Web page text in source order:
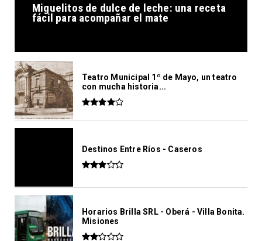
Miguelitos de dulce de leche: una receta
fácil para acompañar el mate
Teatro Municipal 1º de Mayo, un teatro
con mucha historia...
Destinos Entre Ríos - Caseros
Horarios Brilla SRL - Oberá - Villa Bonita.
Misiones